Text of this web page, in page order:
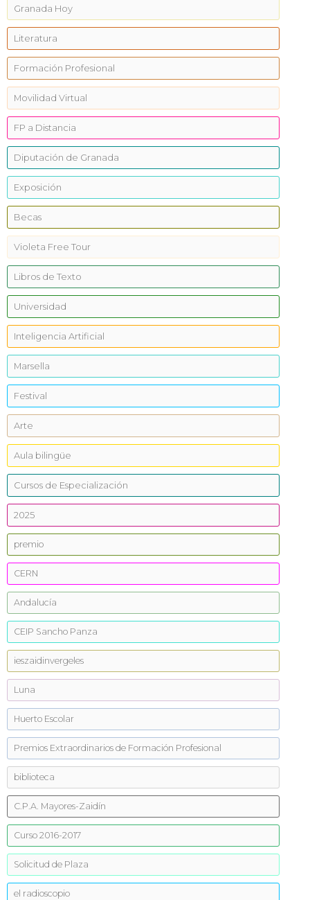
Granada Hoy
Literatura
Formación Profesional
Movilidad Virtual
FP a Distancia
Diputación de Granada
Exposición
Becas
Violeta Free Tour
Libros de Texto
Universidad
Inteligencia Artificial
Marsella
Festival
Arte
Aula bilingüe
Cursos de Especialización
2025
premio
CERN
Andalucía
CEIP Sancho Panza
ieszaidinvergeles
Luna
Huerto Escolar
Premios Extraordinarios de Formación Profesional
biblioteca
C.P.A. Mayores-Zaidín
Curso 2016-2017
Solicitud de Plaza
el radioscopio